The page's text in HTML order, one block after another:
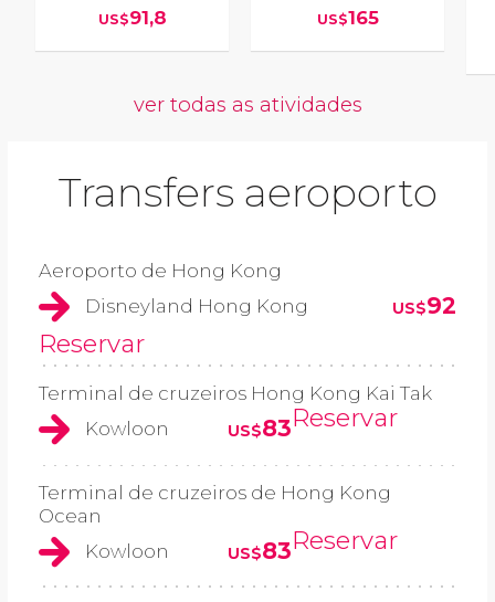
US$91,8
US$165
ver todas as atividades
Transfers aeroporto
Aeroporto de Hong Kong
Disneyland Hong Kong
US$92
Reservar
Terminal de cruzeiros Hong Kong Kai Tak
Kowloon
US$83Reservar
Terminal de cruzeiros de Hong Kong
Ocean
Kowloon
US$83Reservar